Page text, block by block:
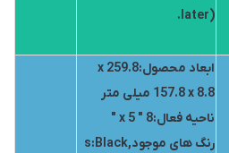
later).
ابعاد محصول:259.8 x
157.8 x 8.8 میلی متر
ناحیه فعال:8 " x 5 "
رنگ های موجودs:Black,